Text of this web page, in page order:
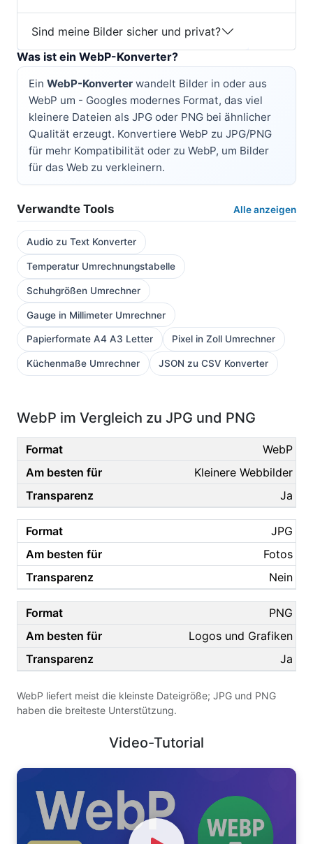
Sind meine Bilder sicher und privat?
Was ist ein WebP-Konverter?
Ein WebP-Konverter wandelt Bilder in oder aus
WebP um - Googles modernes Format, das viel
kleinere Dateien als JPG oder PNG bei ähnlicher
Qualität erzeugt. Konvertiere WebP zu JPG/PNG
für mehr Kompatibilität oder zu WebP, um Bilder
für das Web zu verkleinern.
Verwandte Tools Alle anzeigen
Audio zu Text Konverter
Temperatur Umrechnungstabelle
Schuhgrößen Umrechner
Gauge in Millimeter Umrechner
Papierformate A4 A3 Letter Pixel in Zoll Umrechner
Küchenmaße Umrechner JSON zu CSV Konverter
WebP im Vergleich zu JPG und PNG
WebP
Kleinere Webbilder
Ja
JPG
Fotos
Nein
PNG
Logos und Grafiken
Ja
WebP liefert meist die kleinste Dateigröße; JPG und PNG
haben die breiteste Unterstützung.
Video-Tutorial